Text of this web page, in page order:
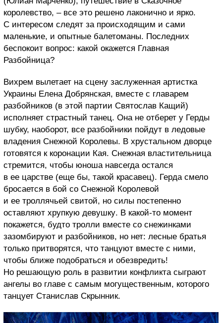
королевство, – все это решено лаконично и ярко.
С интересом следят за происходящим и сами
маленькие, и опытные балетоманы. Последних
беспокоит вопрос: какой окажется Главная
Разбойница?
Вихрем вылетает на сцену заслуженная артистка
Украины Елена Добрянская, вместе с главарем
разбойников (в этой партии Святослав Кащий)
исполняет страстный танец. Она не отберет у Герды
шубку, наоборот, все разбойники пойдут в ледовые
владения Снежной Королевы. В хрустальном дворце
готовятся к коронации Кая. Снежная властительница
стремится, чтобы юноша навсегда остался
в ее царстве (еще бы, такой красавец). Герда смело
бросается в бой со Снежной Королевой
и ее троллячьей свитой, но силы постепенно
оставляют хрупкую девушку. В какой-то момент
покажется, будто тролли вместе со снежинками
зазомбируют и разбойников, но нет: лесные братья
только притворятся, что танцуют вместе с ними,
чтобы ближе подобраться и обезвредить!
Но решающую роль в развитии конфликта сыграют
ангелы во главе с самым могущественным, которого
танцует Станислав Скрынник.